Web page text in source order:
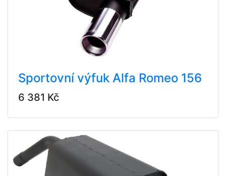
Sportovní výfuk Alfa Romeo 156
6 381 Kč